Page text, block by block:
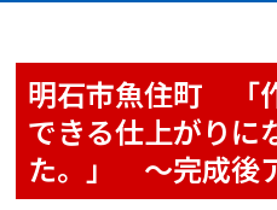
明石市魚住町 「
できる仕上がりに
た。」 〜完成後